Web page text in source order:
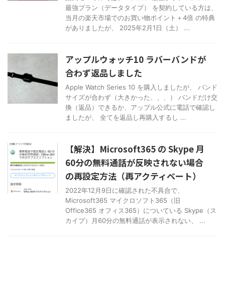
最強プラン（データタイプ） を契約している方は、
当月の楽天市場でのお買い物ポイント＋4倍 の特典
がありましたが、 2025年2月1日（土） ...
アップルウォッチ10 ラバーバンドが
合わず返品しました
Apple Watch Series 10 を購入しましたが、 バンド
サイズが合わず（大きかった、、、） バンドだけ交
換（返品）できるか、アップル公式に電話で確認し
ましたが、 全てを返品し再購入するし ...
【解決】Microsoft365 の Skype 月
60分の無料通話が反映されない場合
の再設定方法（再アクティベート）
2022年12月9日に確認された不具合で、
Microsoft365 マイクロソフト365（旧
Office365 オフィス365）についている Skype（ス
カイプ）月60分の無料通話が表示されない、 ...